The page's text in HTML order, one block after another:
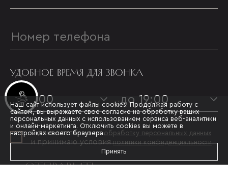
Инвестиционные лоты
УДОБНОЕ ВРЕМЯ ДЛЯ ЗВОНКА
с 09:00 до 19:00
Я даю согласие наобработку персональных данных
и принимаю условияполитики конфиденциальности
ОТПРАВИТЬ
Наш сайт использует файлы cookies. Продолжая работу с
сайтом, вы выражаете своё согласие на обработку ваших
персональных данных с использованием сервиса веб-аналитики
и онлайн-маркетинга. Отключить cookies вы можете в
настройках своего браузера.
Принять